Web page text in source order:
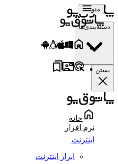
منو
دسته‌بندی‌ها
بستن
خانه
نرم افزار
اینترنت
ابزار اینترنت